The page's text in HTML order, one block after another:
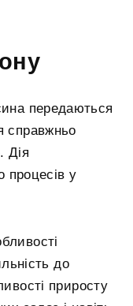
передаються
справжньо
Дія
процесів у
до
приросту